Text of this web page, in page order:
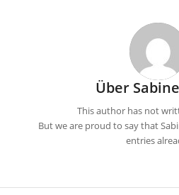
Über
This author has not
But we are proud to say that
entries